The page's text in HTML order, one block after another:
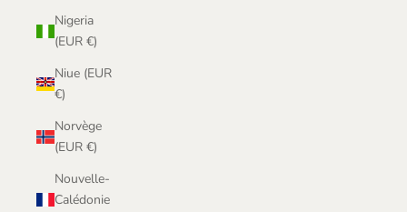
Nigeria
(EUR €)
Niue (EUR
€)
Norvège
(EUR €)
Nouvelle-
Calédonie